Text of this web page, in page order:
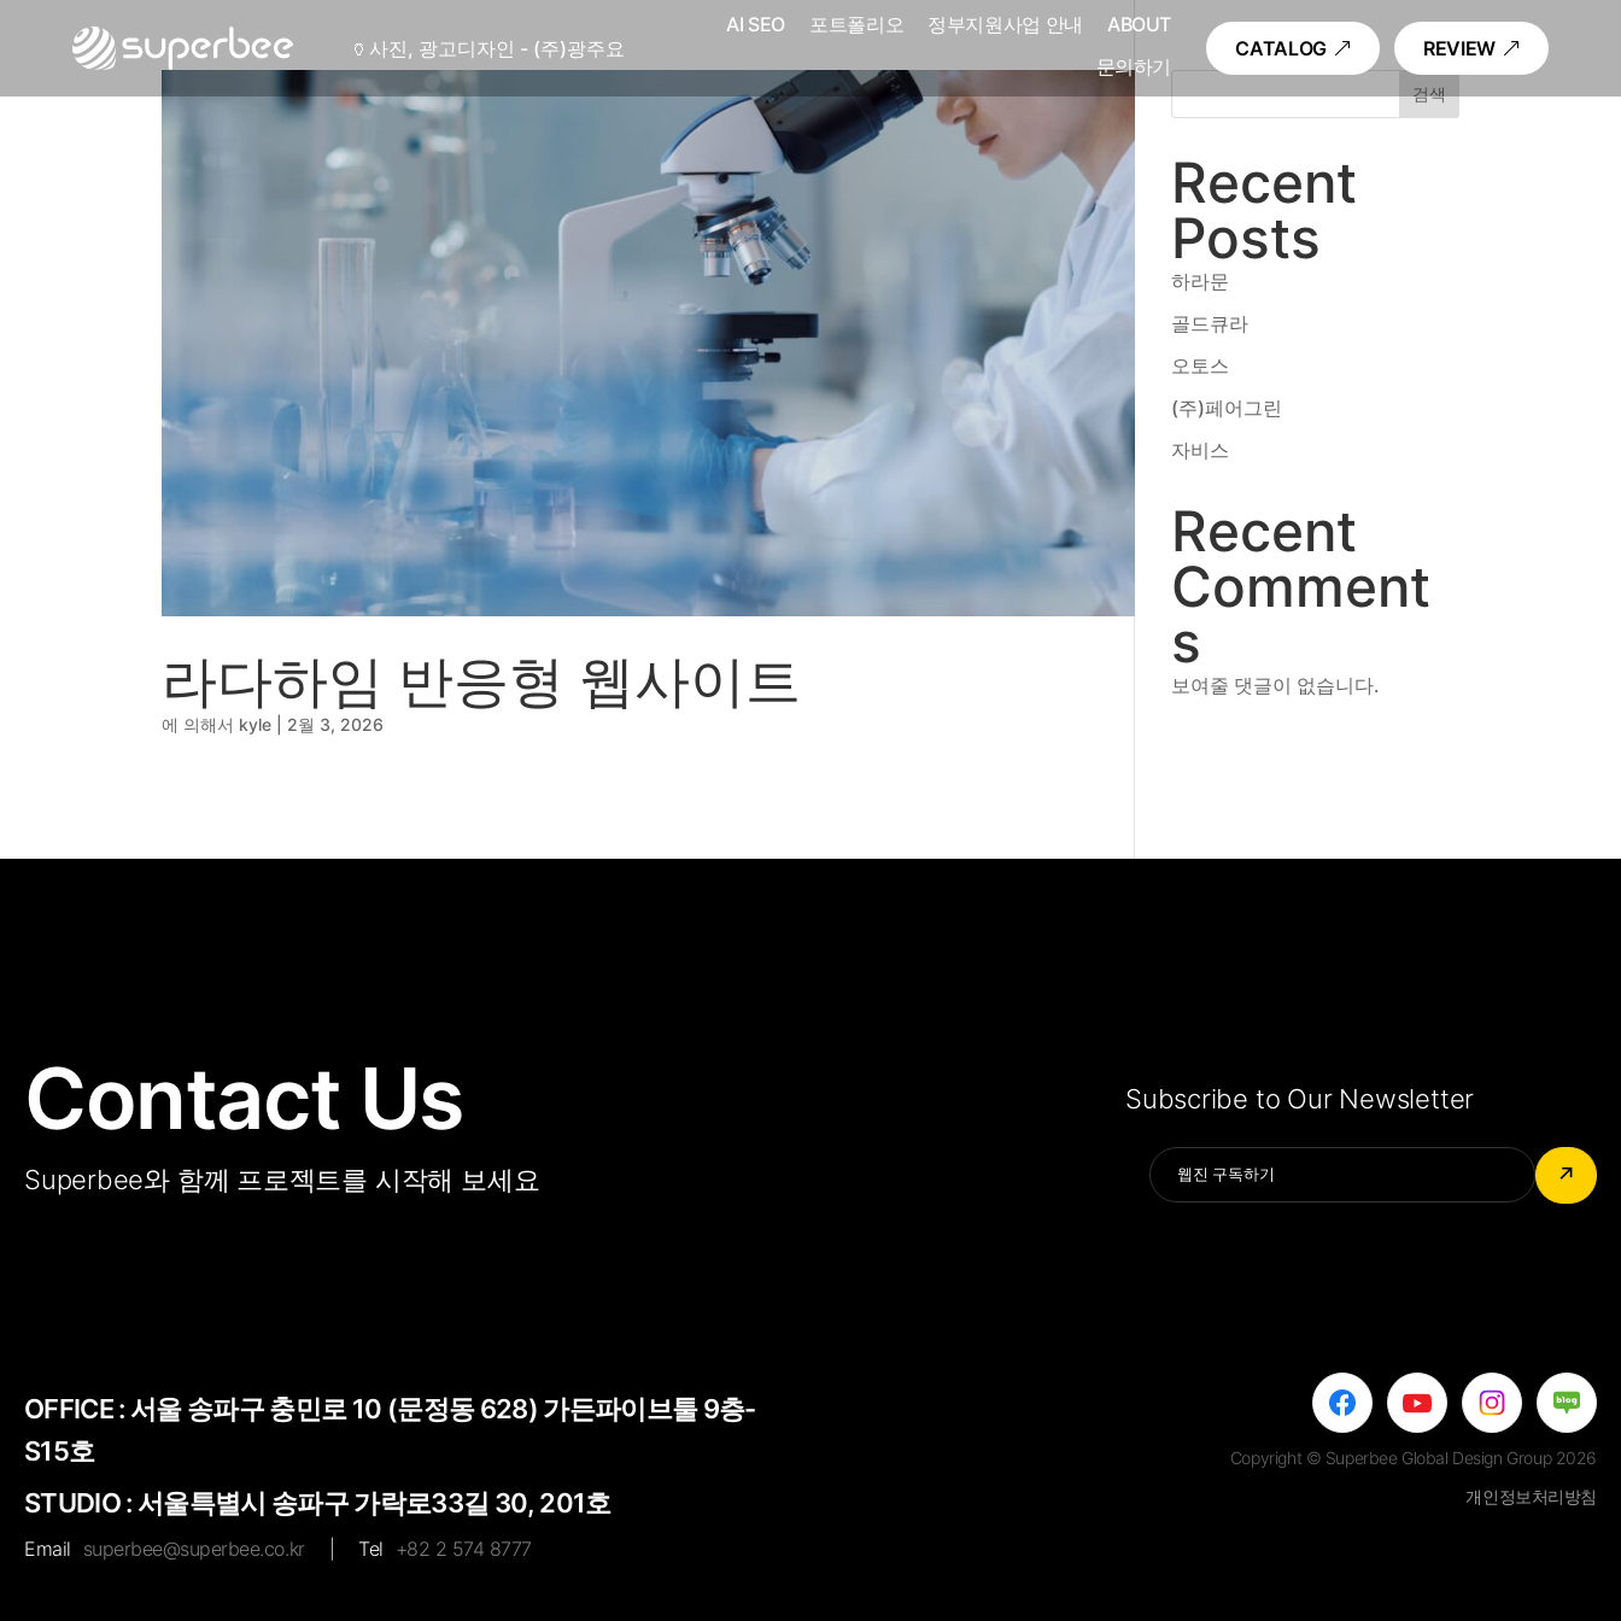
🏺 사진, 광고디자인 - (주)광주요
🛡️웹사이트 - (주)세스코
💾제품디자인 - 삼성전자㈜
동영상, CI - 카피어랜드㈜
🐶
동영상, 홈페이지 - (주)분독
🍕 동영상, 카탈로그 - 피자마루
🍽️웹사이트 - 백조씽크
⚕️사진, 광고디자인 - 중외제약
패키지, 디자인 - 고려은단
동영상 - (주)듀오백
동영상 - ㈜고피자
☕
동영상 - 모모스커피㈜
🏢 동영상 - 삼양홀딩스
동영상 - 킷캣
사진, 광고디자인 - (주)화요
🏺사진, 광고디자인 - (주)광주요
🛡️웹사이트 - (주)세스코
제품디자인 - 삼성전자㈜
🔹 동영상, CI - 카피어랜드㈜
🐶동영상, 홈페이지 - (주)분독
🍕동영상, 카탈로그 - 피자마루
🍽️웹사이트 - 백조씽크
⚕️ 사진, 광고디자인 - 중외제약
⚪패키지, 디자인 - 고려은단
🍫동영상 - 킷캣
AI SEO 포트폴리오 정부지원사업 안내
ABOUT
문의하기
CATALOG REVIEW
라다하임 반응형 웹사이트
에 의해서 kyle 2월 3, 2026
검색
Recent
Posts
하라문
골드큐라
오토스
(주)페어그린
자비스
Recent
Comment
s
보여줄 댓글이 없습니다.
Contact Us
Superbee와 함께 프로젝트를 시작해 보세요
Subscribe to Our Newsletter
↗
Alternative:
OFFICE : 서울 송파구 충민로 10 (문정동 628) 가든파이브툴 9층-
S15호
STUDIO : 서울특별시 송파구 가락로33길 30, 201호
Email superbee@superbee.co.kr Tel +82 2 574 8777
Copyright © Superbee Global Design Group 2026
개인정보처리방침